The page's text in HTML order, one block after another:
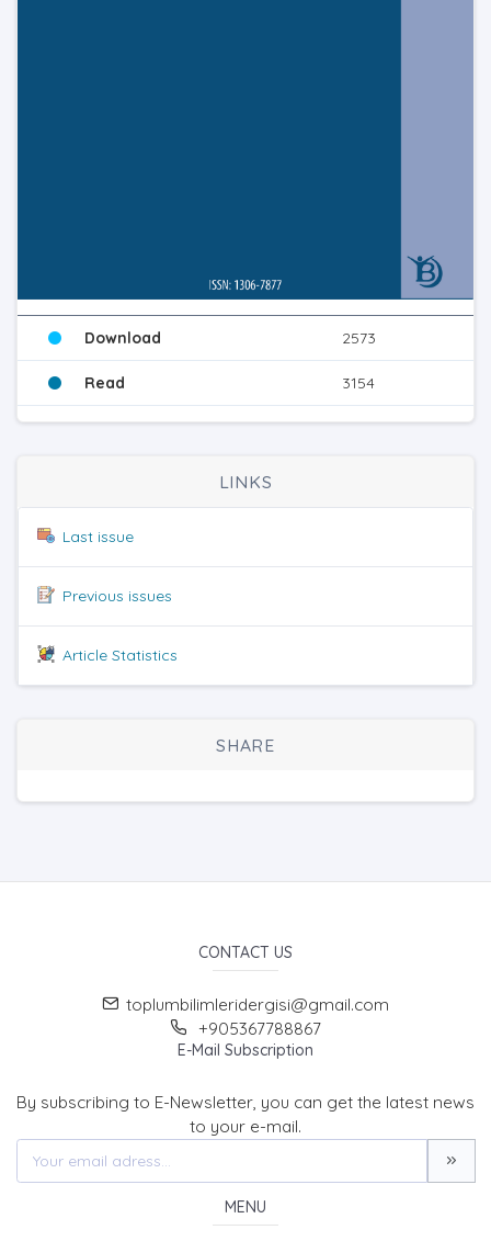
Download 2573
Read 3154
LINKS
Last issue
Previous issues
Article Statistics
SHARE
CONTACT US
toplumbilimleridergisi@gmail.com
+905367788867
E-Mail Subscription
By subscribing to E-Newsletter, you can get the latest news
to your e-mail.
MENU